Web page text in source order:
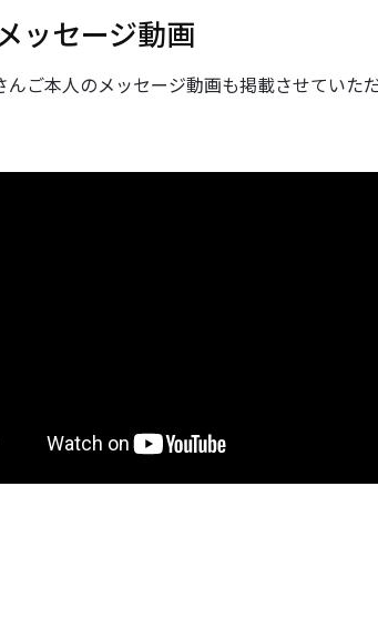
ッセージ動画
んご本人のメッセージ動画も掲載させていただ